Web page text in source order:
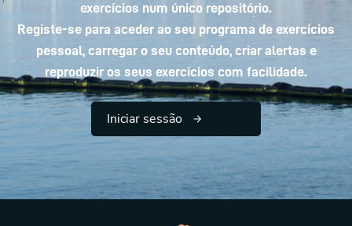
exercícios num único repositório.
Registe-se para aceder ao seu programa de exercícios
pessoal, carregar o seu conteúdo, criar alertas e
reproduzir os seus exercícios com facilidade.
Iniciar sessão